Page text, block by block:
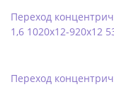
Переход
1,6 1020х12-920х12
Переход